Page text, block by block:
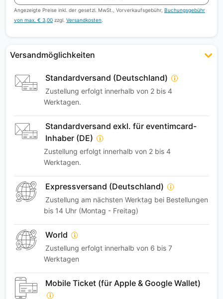
Angezeigte Preise inkl. der gesetzl. MwSt., Vorverkaufsgebühr, Buchungsgebühr
von max. € 3,00 zzgl. Versandkosten
Versandmöglichkeiten
Standardversand (Deutschland)
Zustellung erfolgt innerhalb von 2 bis 4
Werktagen.
Standardversand exkl. für eventimcard-
Inhaber (DE)
Zustellung erfolgt innerhalb von 2 bis 4
Werktagen.
Expressversand (Deutschland)
Zustellung am nächsten Werktag bei Bestellungen
bis 14 Uhr (Montag - Freitag)
World
Zustellung erfolgt innerhalb von 6 bis 7
Werktagen
Mobile Ticket (für Apple & Google Wallet)